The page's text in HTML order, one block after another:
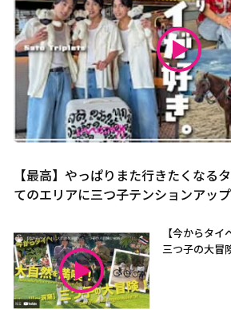
【最高】やっぱりまた行きたくなる
てのエリアに三つ子テンションアップ
【今からタ
三つ子の大冒